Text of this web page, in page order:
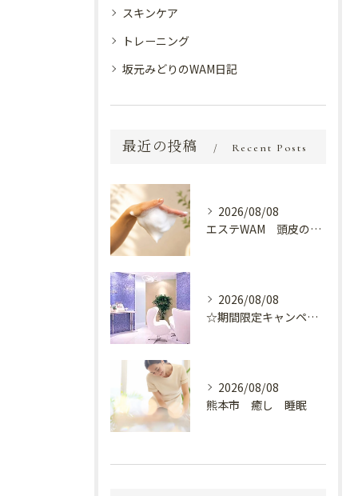
スキンケア
トレーニング
坂元みどりのWAM日記
最近の投稿 Recent Posts
2026/08/08
エステWAM 頭皮の健康
2026/08/08
☆期間限定キャンペーン開催中☆
2026/08/08
熊本市 癒し 睡眠